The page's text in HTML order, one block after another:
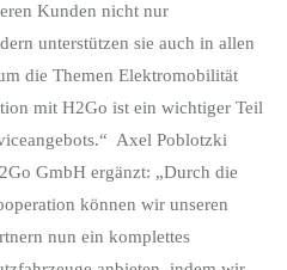
Kunden nicht nur
unterstützen sie auch in allen
die Themen Elektromobilität
mit H2Go ist ein wichtiger Teil
Axel Poblotzki
GmbH ergänzt: „Durch die
können wir unseren
nun ein komplettes